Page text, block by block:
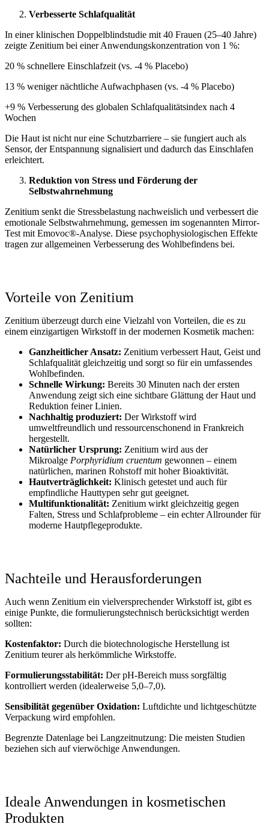
Verbesserte Schlafqualität
In einer klinischen Doppelblindstudie mit 40 Frauen (25–40 Jahre)
zeigte Zenitium bei einer Anwendungskonzentration von 1 %:
20 % schnellere Einschlafzeit (vs. -4 % Placebo)
13 % weniger nächtliche Aufwachphasen (vs. -4 % Placebo)
+9 % Verbesserung des globalen Schlafqualitätsindex nach 4
Wochen
Die Haut ist nicht nur eine Schutzbarriere – sie fungiert auch als
Sensor, der Entspannung signalisiert und dadurch das Einschlafen
erleichtert.
Reduktion von Stress und Förderung der
Selbstwahrnehmung
Zenitium senkt die Stressbelastung nachweislich und verbessert die
emotionale Selbstwahrnehmung, gemessen im sogenannten Mirror-
Test mit Emovoc®-Analyse. Diese psychophysiologischen Effekte
tragen zur allgemeinen Verbesserung des Wohlbefindens bei.
Vorteile von Zenitium
Zenitium überzeugt durch eine Vielzahl von Vorteilen, die es zu
einem einzigartigen Wirkstoff in der modernen Kosmetik machen:
Ganzheitlicher Ansatz: Zenitium verbessert Haut, Geist und
Schlafqualität gleichzeitig und sorgt so für ein umfassendes
Wohlbefinden.
Schnelle Wirkung: Bereits 30 Minuten nach der ersten
Anwendung zeigt sich eine sichtbare Glättung der Haut und
Reduktion feiner Linien.
Nachhaltig produziert: Der Wirkstoff wird
umweltfreundlich und ressourcenschonend in Frankreich
hergestellt.
Natürlicher Ursprung: Zenitium wird aus der
Mikroalge Porphyridium cruentum gewonnen – einem
natürlichen, marinen Rohstoff mit hoher Bioaktivität.
Hautverträglichkeit: Klinisch getestet und auch für
empfindliche Hauttypen sehr gut geeignet.
Multifunktionalität: Zenitium wirkt gleichzeitig gegen
Falten, Stress und Schlafprobleme – ein echter Allrounder für
moderne Hautpflegeprodukte.
Nachteile und Herausforderungen
Auch wenn Zenitium ein vielversprechender Wirkstoff ist, gibt es
einige Punkte, die formulierungstechnisch berücksichtigt werden
sollten:
Kostenfaktor: Durch die biotechnologische Herstellung ist
Zenitium teurer als herkömmliche Wirkstoffe.
Formulierungsstabilität: Der pH-Bereich muss sorgfältig
kontrolliert werden (idealerweise 5,0–7,0).
Sensibilität gegenüber Oxidation: Luftdichte und lichtgeschützte
Verpackung wird empfohlen.
Begrenzte Datenlage bei Langzeitnutzung: Die meisten Studien
beziehen sich auf vierwöchige Anwendungen.
Ideale Anwendungen in kosmetischen
Produkten